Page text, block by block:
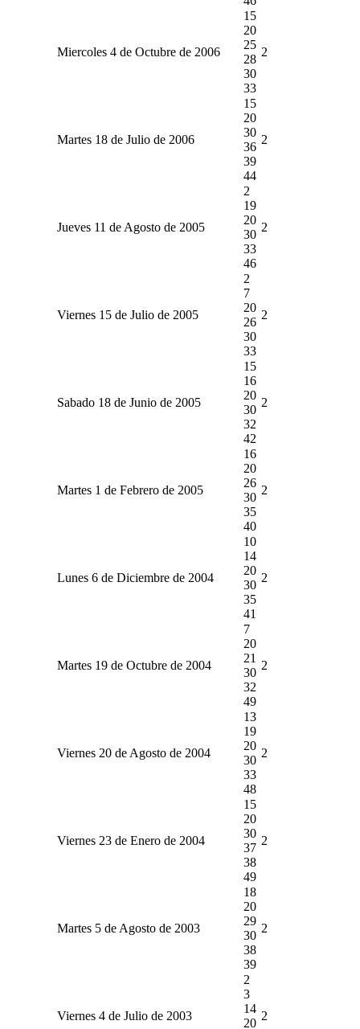
Miercoles 4 de Octubre de 2006
15
20
25
28
30
33
2
Martes 18 de Julio de 2006
15
20
30
36
39
44
2
Jueves 11 de Agosto de 2005
2
19
20
30
33
46
2
Viernes 15 de Julio de 2005
2
7
20
26
30
33
2
Sabado 18 de Junio de 2005
15
16
20
30
32
42
2
Martes 1 de Febrero de 2005
16
20
26
30
35
40
2
Lunes 6 de Diciembre de 2004
10
14
20
30
35
41
2
Martes 19 de Octubre de 2004
7
20
21
30
32
49
2
Viernes 20 de Agosto de 2004
13
19
20
30
33
48
2
Viernes 23 de Enero de 2004
15
20
30
37
38
49
2
Martes 5 de Agosto de 2003
18
20
29
30
38
39
2
Viernes 4 de Julio de 2003
2
3
14
20
2